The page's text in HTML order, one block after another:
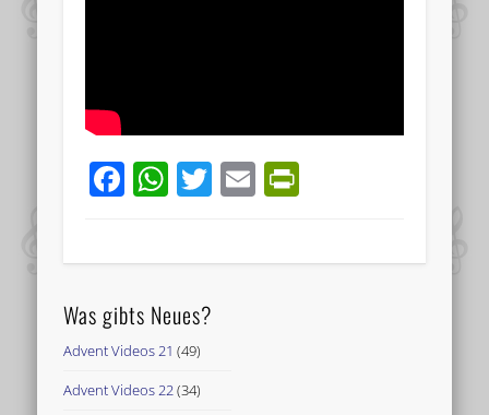
Facebook
WhatsApp
Twitter
Email
Was gibts Neues?
Advent Videos 21 (49)
Advent Videos 22(34)